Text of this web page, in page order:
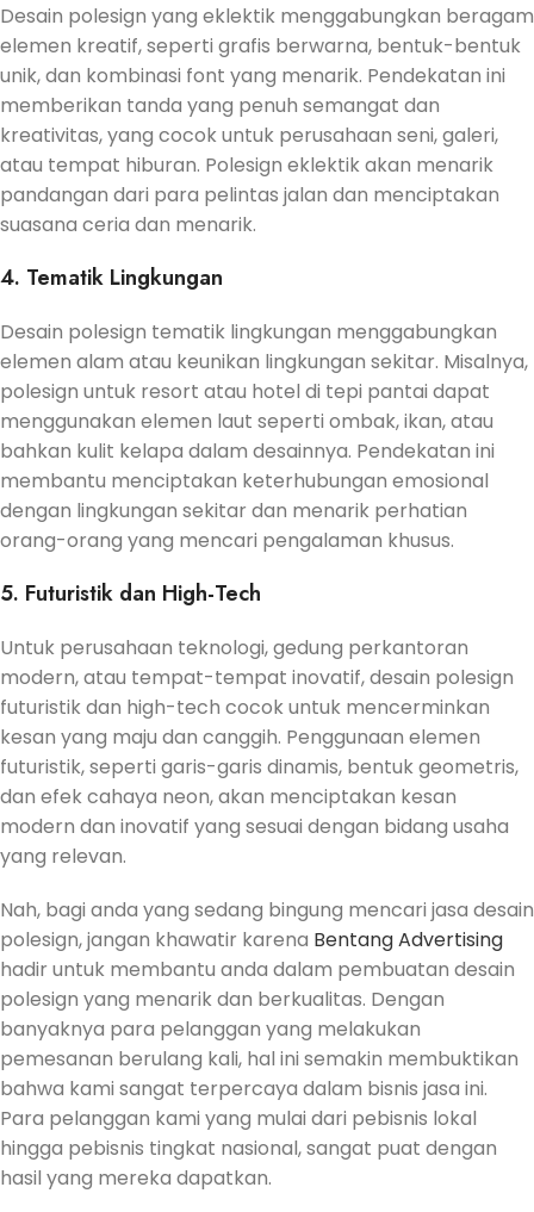
Desain polesign yang eklektik menggabungkan beragam
elemen kreatif, seperti grafis berwarna, bentuk-bentuk
unik, dan kombinasi font yang menarik. Pendekatan ini
memberikan tanda yang penuh semangat dan
kreativitas, yang cocok untuk perusahaan seni, galeri,
atau tempat hiburan. Polesign eklektik akan menarik
pandangan dari para pelintas jalan dan menciptakan
suasana ceria dan menarik.
4. Tematik Lingkungan
Desain polesign tematik lingkungan menggabungkan
elemen alam atau keunikan lingkungan sekitar. Misalnya,
polesign untuk resort atau hotel di tepi pantai dapat
menggunakan elemen laut seperti ombak, ikan, atau
bahkan kulit kelapa dalam desainnya. Pendekatan ini
membantu menciptakan keterhubungan emosional
dengan lingkungan sekitar dan menarik perhatian
orang-orang yang mencari pengalaman khusus.
5. Futuristik dan High-Tech
Untuk perusahaan teknologi, gedung perkantoran
modern, atau tempat-tempat inovatif, desain polesign
futuristik dan high-tech cocok untuk mencerminkan
kesan yang maju dan canggih. Penggunaan elemen
futuristik, seperti garis-garis dinamis, bentuk geometris,
dan efek cahaya neon, akan menciptakan kesan
modern dan inovatif yang sesuai dengan bidang usaha
yang relevan.
Nah, bagi anda yang sedang bingung mencari jasa desain
polesign, jangan khawatir karena Bentang Advertising
hadir untuk membantu anda dalam pembuatan desain
polesign yang menarik dan berkualitas. Dengan
banyaknya para pelanggan yang melakukan
pemesanan berulang kali, hal ini semakin membuktikan
bahwa kami sangat terpercaya dalam bisnis jasa ini.
Para pelanggan kami yang mulai dari pebisnis lokal
hingga pebisnis tingkat nasional, sangat puat dengan
hasil yang mereka dapatkan.